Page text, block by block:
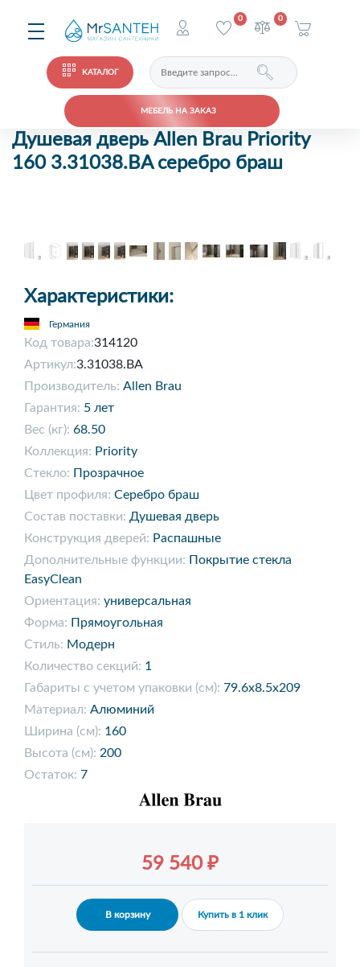
КАТАЛОГ
МЕБЕЛЬ НА ЗАКАЗ
0 0
Душевая дверь Allen Brau Priority
160 3.31038.BA серебро браш
Характеристики:
Германия
Код товара:314120
Артикул:3.31038.BA
Производитель: Allen Brau
Гарантия: 5 лет
Вес (кг): 68.50
Коллекция: Priority
Стекло: Прозрачное
Цвет профиля: Серебро браш
Состав поставки: Душевая дверь
Конструкция дверей: Распашные
Дополнительные функции: Покрытие стекла
EasyClean
Ориентация: универсальная
Форма: Прямоугольная
Стиль: Модерн
Количество секций: 1
Габариты с учетом упаковки (см): 79.6x8.5x209
Материал: Алюминий
Ширина (см): 160
Высота (см): 200
Остаток: 7
59 540 ₽
В корзину Купить в 1 клик